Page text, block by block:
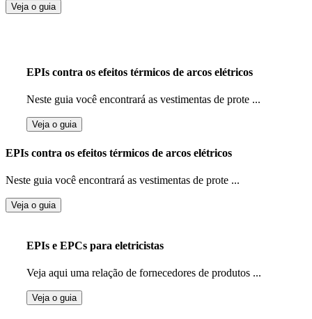
Veja o guia
EPIs contra os efeitos térmicos de arcos elétricos
Neste guia você encontrará as vestimentas de prote ...
Veja o guia
EPIs contra os efeitos térmicos de arcos elétricos
Neste guia você encontrará as vestimentas de prote ...
Veja o guia
EPIs e EPCs para eletricistas
Veja aqui uma relação de fornecedores de produtos ...
Veja o guia